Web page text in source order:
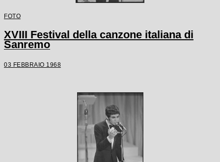
FOTO
XVIII Festival della canzone italiana di
Sanremo
03 FEBBRAIO 1968